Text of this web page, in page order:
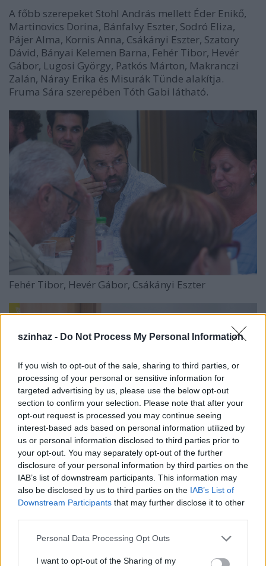
szinhaz - Do Not Process My Personal Information
If you wish to opt-out of the sale, sharing to third parties, or
processing of your personal or sensitive information for
targeted advertising by us, please use the below opt-out
section to confirm your selection. Please note that after your
opt-out request is processed you may continue seeing
interest-based ads based on personal information utilized by
us or personal information disclosed to third parties prior to
your opt-out. You may separately opt-out of the further
disclosure of your personal information by third parties on the
IAB’s list of downstream participants. This information may
also be disclosed by us to third parties on the IAB’s List of
Downstream Participants that may further disclose it to other
Please note that this website/app uses one or more Google
not limited to your visit or usage behaviour. You may click to
Personal Data Processing Opt Outs
I want to opt-out of the Sharing of my
A főbb szerepeket Stohl András mellett Éder Enikő,
Martinovics Dorina, Bánfalvy Eszter, Sodró Eliza,
Pájer Alma, Kornis Anna, Csákányi Eszter, Szatory
Dávid, Bányai Kelemen Barna, Fehér Tibor, Hevér
Gábor, Lugosi György, Patkós Márton, Makranczi
Zalán, Náray Erika és Misurák Tünde alakítja.
Fruma Sára szerepében Tóth Gabi látható.
Fehér Tibor, Hevér Gábor, Csákányi Eszter